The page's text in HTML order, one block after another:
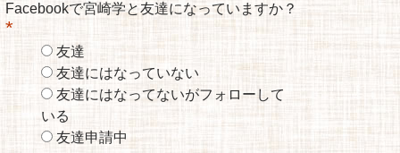
Facebookで宮崎学と友達になっていますか？
*
友達
友達にはなっていない
友達にはなってないがフォローして
いる
友達申請中